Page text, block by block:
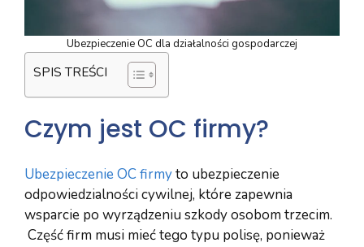
Ubezpieczenie OC dla działalności gospodarczej
SPIS TREŚCI
Czym jest OC firmy?
Ubezpieczenie OC firmyto ubezpieczenie
odpowiedzialności cywilnej, które zapewnia
wsparcie po wyrządzeniu szkody osobom trzecim.
Część firm musi mieć tego typu polisę, ponieważ